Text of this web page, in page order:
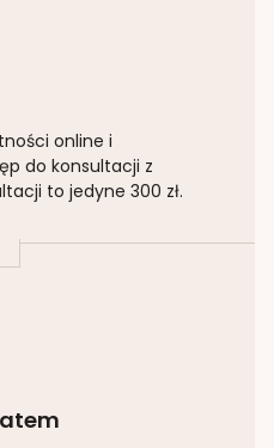
online i
do konsultacji z
to jedyne 300 zł.